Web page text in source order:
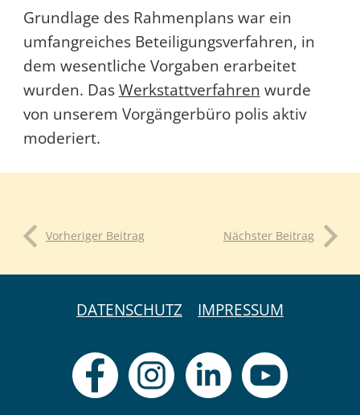
Grundlage des Rahmenplans war ein
umfangreiches Beteiligungsverfahren, in
dem wesentliche Vorgaben erarbeitet
wurden. DasWerkstattverfahren wurde
von unserem Vorgängerbüro polis aktiv
moderiert.
Vorheriger Beitrag Nächster Beitrag
DATENSCHUTZ IMPRESSUM